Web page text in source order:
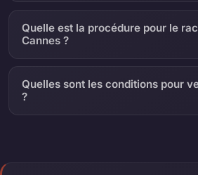
Quelle est la procédure pour le
Cannes ?
Quelles sont les conditions pour
?